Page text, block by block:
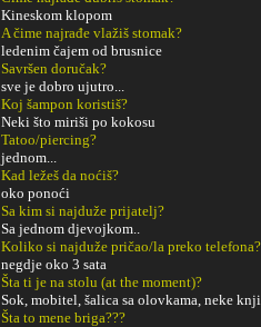
Kineskom klopom
A čime najrađe vlažiš stomak?
ledenim čajem od brusnice
Savršen doručak?
sve je dobro ujutro...
Koj šampon koristiš?
Neki što miriši po kokosu
Tatoo/piercing?
jednom...
Kad ležeš da noćiš?
oko ponoći
Sa kim si najduže prijatelj?
Sa jednom djevojkom..
Koliko si najduže pričao/la preko telefona?
negdje oko 3 sata
Šta ti je na stolu (at the moment)?
Sok, mobitel, šalica sa olovkama, neke
Šta to mene briga???